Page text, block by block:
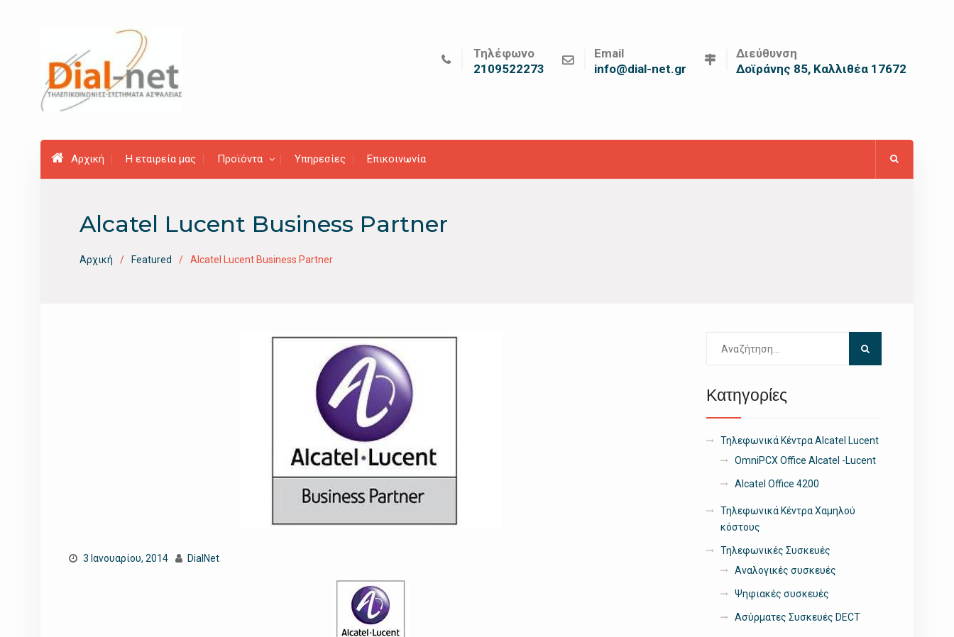
Τηλέφωνο
2109522273
Email
info@dial-net.gr
Διεύθυνση
Δοϊράνης 85, Καλλιθέα 17672
Αρχική Η εταιρεία μας Προϊόντα Υπηρεσίες Επικοινωνία
Alcatel Lucent Business Partner
Αρχική Featured Alcatel Lucent Business Partner
3 Ιανουαρίου, 2014 DialNet
για:
Κατηγορίες
Τηλεφωνικά Κέντρα Alcatel Lucent
OmniPCX Office Alcatel -Lucent
Alcatel Office 4200
Τηλεφωνικά Κέντρα Χαμηλού
κόστους
Τηλεφωνικές Συσκευές
Αναλογικές συσκευές
Ψηφιακές συσκευές
Ασύρματες Συσκευές DECT